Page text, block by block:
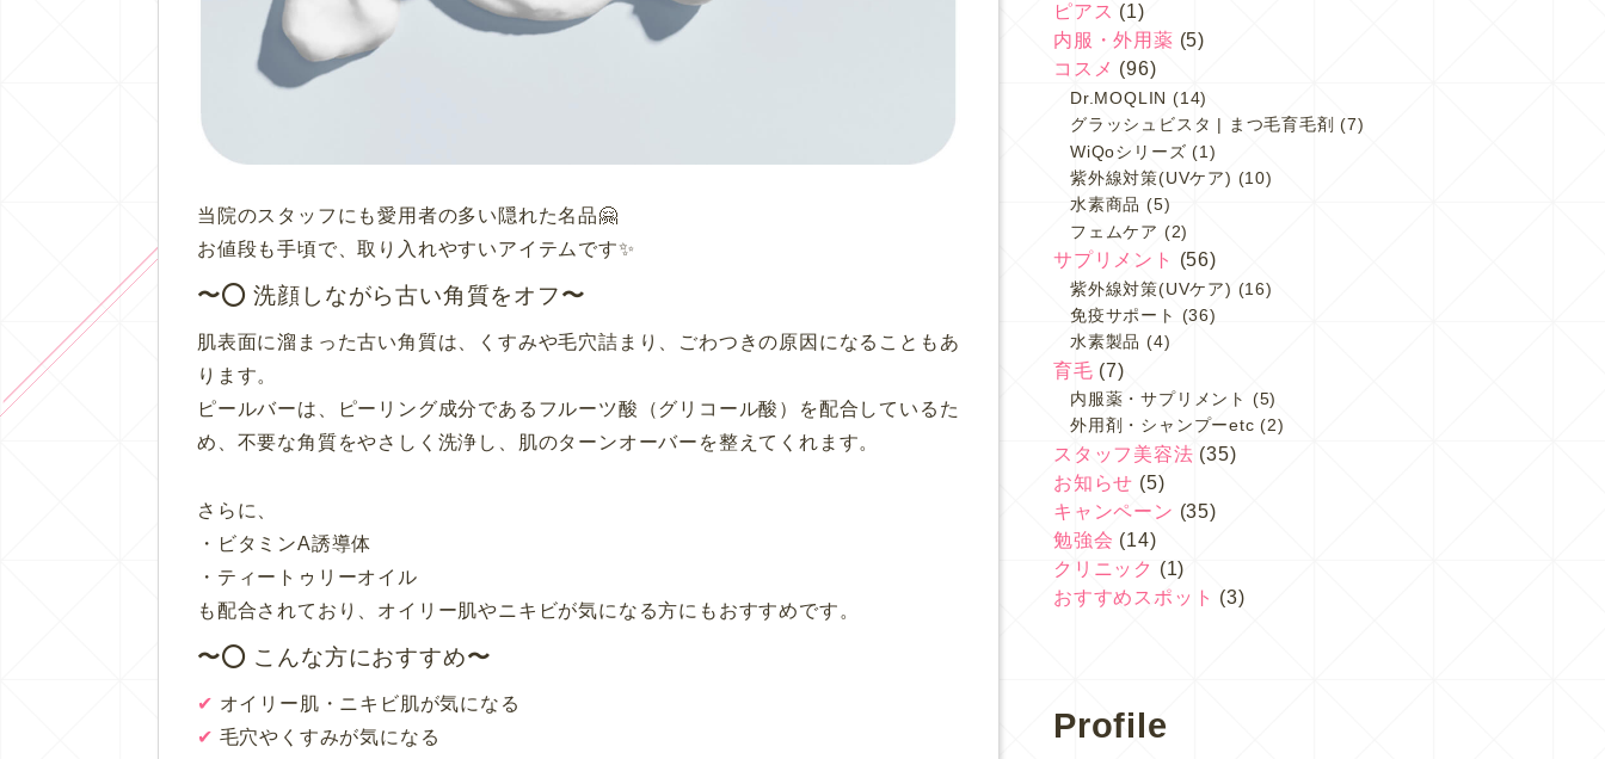
当院のスタッフにも愛用者の多い隠れた名品🤗
お値段も手頃で、取り入れやすいアイテムです✨
⭕️ 洗顔しながら古い角質をオフ
肌表面に溜まった古い角質は、くすみや毛穴詰まり、ごわつきの原因になることもあ
ります。
ピールバーは、ピーリング成分であるフルーツ酸（グリコール酸）を配合しているた
め、不要な角質をやさしく洗浄し、肌のターンオーバーを整えてくれます。
さらに、
・ビタミンA誘導体
・ティートゥリーオイル
も配合されており、オイリー肌やニキビが気になる方にもおすすめです。
⭕️ こんな方におすすめ
✔ オイリー肌・ニキビ肌が気になる
✔ 毛穴やくすみが気になる
ピアス (1)
内服・外用薬 (5)
コスメ (96)
Dr.MOQLIN (14)
グラッシュビスタ | まつ毛育毛剤 (7)
WiQoシリーズ (1)
紫外線対策(UVケア) (10)
水素商品 (5)
フェムケア (2)
サプリメント (56)
紫外線対策(UVケア) (16)
免疫サポート
(36)
水素製品 (4)
育毛 (7)
内服薬・サプリメント
(5)
外用剤・シャンプーetc (2)
スタッフ美容法 (35)
お知らせ (5)
キャンペーン (35)
勉強会 (14)
クリニック (1)
おすすめスポット (3)
Profile